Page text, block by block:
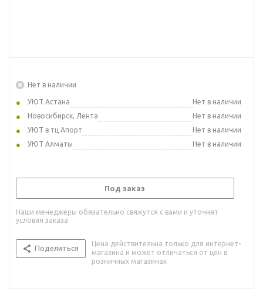
Нет в наличии
УЮТ Астана
Нет в наличии
Новосибирск, Лента
Нет в наличии
УЮТ в тц Апорт
Нет в наличии
УЮТ Алматы
Нет в наличии
Под заказ
Наши менеджеры обязательно свяжутся с вами и уточнят
условия заказа
Поделиться
Цена действительна только для интернет-
магазина и может отличаться от цен в
розничных магазинах